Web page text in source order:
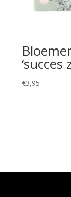
‘succes
€3,95